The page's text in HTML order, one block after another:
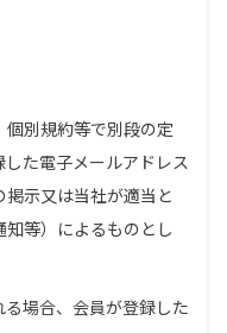
別規約等で別段の定
た電子メールアドレス
示又は当社が適当と
等）によるものとし
場合、会員が登録した